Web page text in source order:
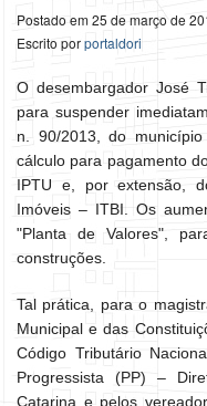
Postado em 25 de março de
Escrito porportaldori
O desembargador José
para suspender
n. 90/2013, do
cálculo para pagamento
IPTU e, por extensão,
Imóveis – ITBI. Os
"Planta de Valores",
construções.
Tal prática, para o
Municipal e das
Código Tributário
Progressista (PP) –
Catarina e pelos